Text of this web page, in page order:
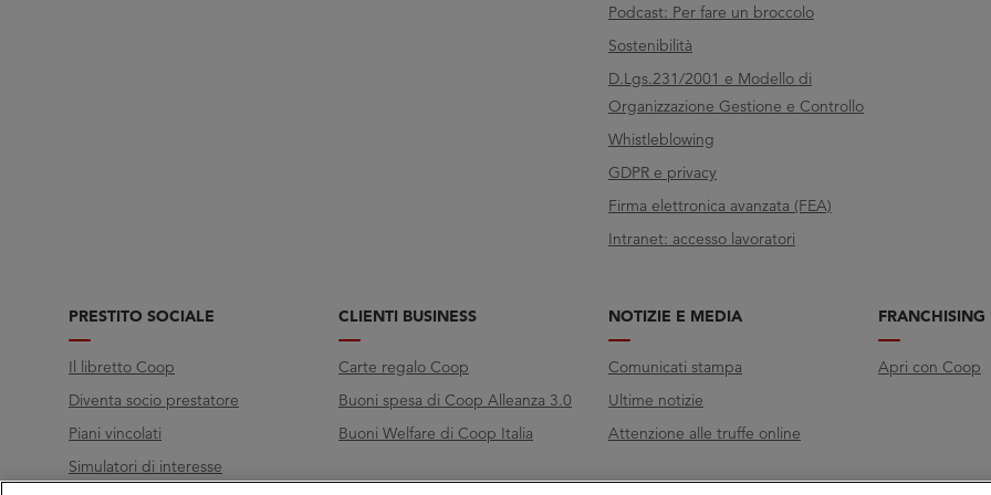
Podcast: Per fare un broccolo
Sostenibilità
D.Lgs.231/2001 e Modello di
Organizzazione Gestione e Controllo
Whistleblowing
GDPR e privacy
Firma elettronica avanzata (FEA)
Intranet: accesso lavoratori
PRESTITO SOCIALE
Il libretto Coop
Diventa socio prestatore
Piani vincolati
Simulatori di interesse
CLIENTI BUSINESS
Carte regalo Coop
Buoni spesa di Coop Alleanza 3.0
Buoni Welfare di Coop Italia
NOTIZIE E MEDIA
Comunicati stampa
Ultime notizie
Attenzione alle truffe online
FRANCHISING
Apri con Coop